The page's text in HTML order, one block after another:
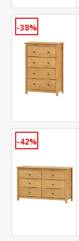
-38%
-42%